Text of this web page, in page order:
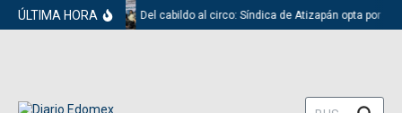
Saltar al contenido
ÚLTIMA HORA Del cabildo al circo: Síndica de Atizapán opta por el
Buscar: